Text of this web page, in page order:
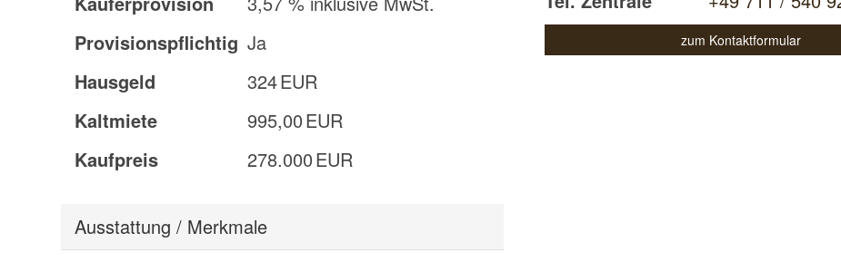
zum Kontaktformular
Provisionspflichtig Ja
Hausgeld
324 EUR
Kaltmiete
995,00 EUR
Kaufpreis
278.000 EUR
Ausstattung / Merkmale